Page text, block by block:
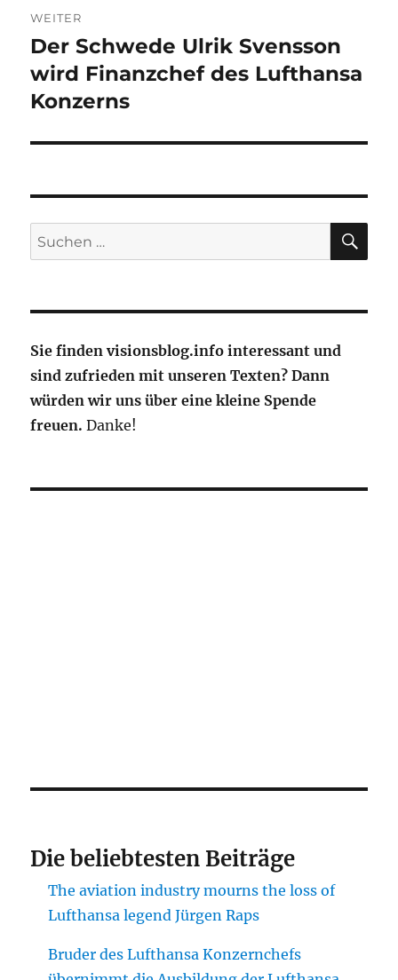
WEITER
Nächster
Beitrag:
Der Schwede Ulrik Svensson
wird Finanzchef des Lufthansa
Konzerns
Suche
nach:
Sie finden visionsblog.info interessant und
sind zufrieden mit unseren Texten? Dann
würden wir uns über eine kleine Spende
freuen. Danke!
Die beliebtesten Beiträge
The aviation industry mourns the loss of
Lufthansa legend Jürgen Raps
Bruder des Lufthansa Konzernchefs